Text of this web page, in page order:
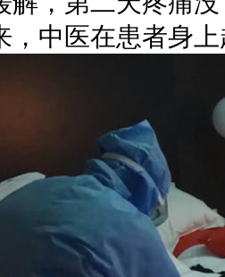
，中医在患者身